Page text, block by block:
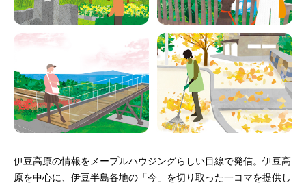
伊豆高原の情報をメープルハウジングらしい目線で発信。 伊豆高
原を中心に、伊豆半島各地の「今」を切り取った一コマを提供し